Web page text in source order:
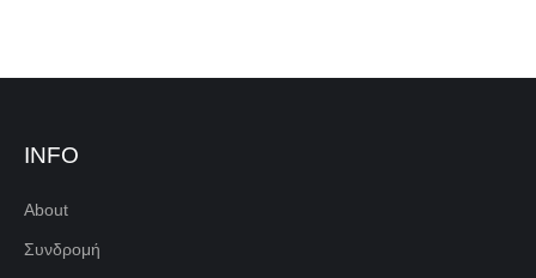
INFO
About
Συνδρομή